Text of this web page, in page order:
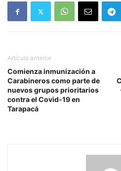
Artículo anterior
Comienza inmunización a
Carabineros como parte de
nuevos grupos prioritarios
contra el Covid-19 en
Tarapacá